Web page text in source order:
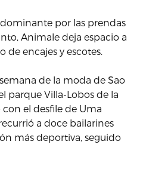
por las prendas
Animale deja espacio a
de encajes y escotes.
de la moda de Sao
parque Villa-Lobos de la
el desfile de Uma
a doce bailarines
más deportiva, seguido